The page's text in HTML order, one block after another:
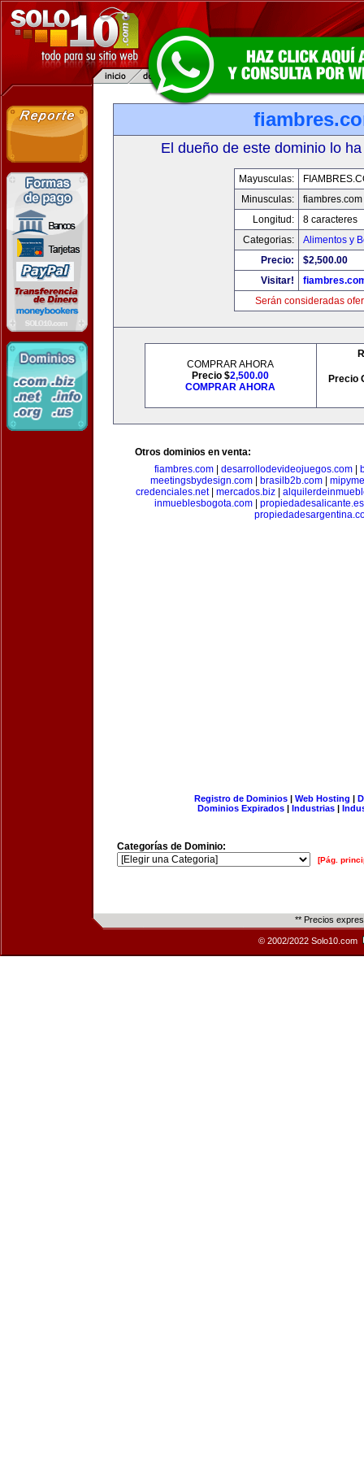
El dueño de este dominio lo
Mayusculas:
Minusculas:
fiambres.com
Longitud:
8 caracteres
Categorias:
Alimentos y
Precio:
$2,500.00
Visitar!
Serán consideradas
COMPRAR AHORA
Precio $2,500.00
COMPRAR AHORA
Precio
Otros dominios en venta:
fiambres.com| desarrollodevideojuegos.com|
meetingsbydesign.com
brasilb2b.com
credenciales.net| mercados.biz
inmueblesbogota.com| propiedadesalicante.es
Registro de Dominios| Web Hosting |
Dominios Expirados | Industrias |
Categorías de Dominio:
[Pág.
** Precios
© 2002/2022 Solo10.com